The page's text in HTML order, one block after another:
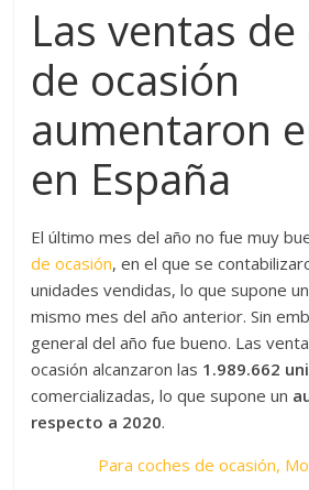
Las ventas de
de ocasión
aumentaron
en España
El último mes del año no fue muy
de ocasión, en el que se
unidades vendidas, lo que supone
mismo mes del año anterior. Sin
general del año fue bueno. Las
ocasión alcanzaron las 1.989.662
comercializadas, lo que supone un
respecto a 2020.
Para coches de ocasión,